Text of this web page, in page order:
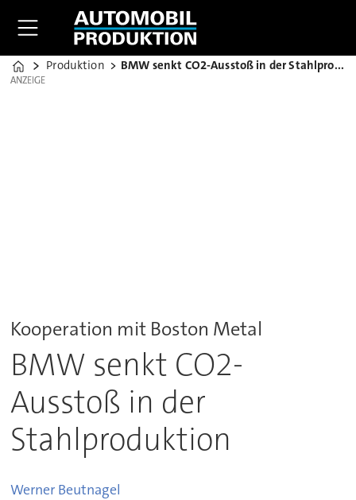
Home
Produktion BMW senkt CO2-Ausstoß in der Stahlproduktion
ANZEIGE
ANZEIGE
Kooperation mit Boston Metal
BMW senkt CO2-
Ausstoß in der
Stahlproduktion
Werner Beutnagel